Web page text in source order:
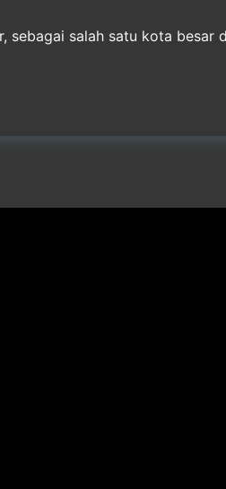
sebagai salah satu kota